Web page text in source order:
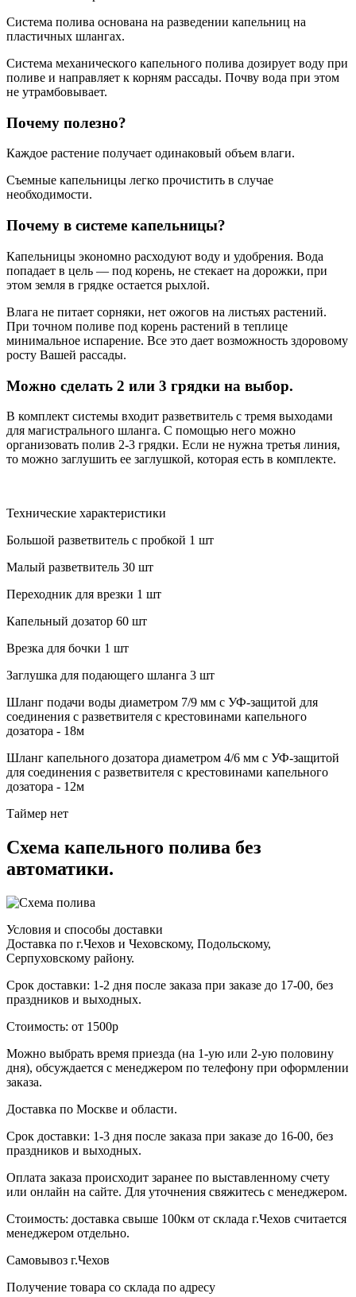
Система полива основана на разведении капельниц на
пластичных шлангах.
Система механического капельного полива дозирует воду при
поливе и направляет к корням рассады. Почву вода при этом
не утрамбовывает.
Почему полезно?
Каждое растение получает одинаковый объем влаги.
Съемные капельницы легко прочистить в случае
необходимости.
Почему в системе капельницы?
Капельницы экономно расходуют воду и удобрения. Вода
попадает в цель — под корень, не стекает на дорожки, при
этом земля в грядке остается рыхлой.
Влага не питает сорняки, нет ожогов на листьях растений.
При точном поливе под корень растений в теплице
минимальное испарение. Все это дает возможность здоровому
росту Вашей рассады.
Можно сделать 2 или 3 грядки на выбор.
В комплект системы входит разветвитель с тремя выходами
для магистрального шланга. С помощью него можно
организовать полив 2-3 грядки. Если не нужна третья линия,
то можно заглушить ее заглушкой, которая есть в комплекте.
Технические характеристики
Большой разветвитель с пробкой 1 шт
Малый разветвитель 30 шт
Переходник для врезки 1 шт
Капельный дозатор 60 шт
Врезка для бочки 1 шт
Заглушка для подающего шланга 3 шт
Шланг подачи воды диаметром 7/9 мм с УФ-защитой для
соединения с разветвителя с крестовинами капельного
дозатора - 18м
Шланг капельного дозатора диаметром 4/6 мм с УФ-защитой
для соединения с разветвителя с крестовинами капельного
дозатора - 12м
Таймер нет
Схема капельного полива без
автоматики.
Условия и способы доставки
Доставка по г.Чехов и Чеховскому, Подольскому,
Серпуховскому району.
Срок доставки: 1-2 дня после заказа при заказе до 17-00, без
праздников и выходных.
Стоимость: от 1500р
Можно выбрать время приезда (на 1-ую или 2-ую половину
дня), обсуждается с менеджером по телефону при оформлении
заказа.
Доставка по Москве и области.
Срок доставки: 1-3 дня после заказа при заказе до 16-00, без
праздников и выходных.
Оплата заказа происходит заранее по выставленному счету
или онлайн на сайте. Для уточнения свяжитесь с менеджером.
Стоимость: доставка свыше 100км от склада г.Чехов считается
менеджером отдельно.
Самовывоз г.Чехов
Получение товара со склада по адресу